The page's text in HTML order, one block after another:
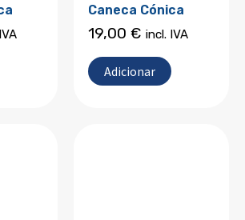
Caneca Cónica
19,00 € incl. IVA
Adicionar